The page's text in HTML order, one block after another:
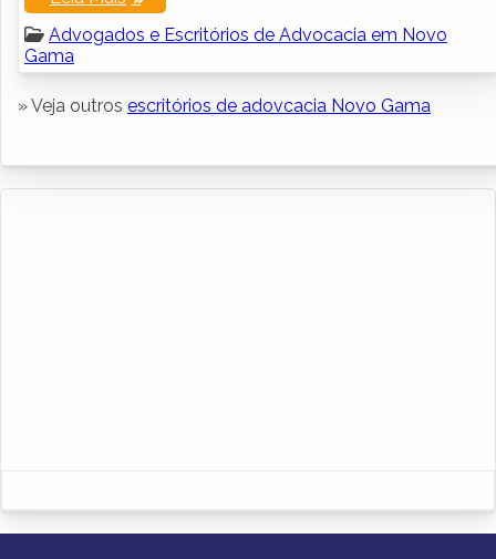
Advogados e Escritórios de Advocacia em Novo
Gama
» Veja outros escritórios de adovcacia Novo Gama